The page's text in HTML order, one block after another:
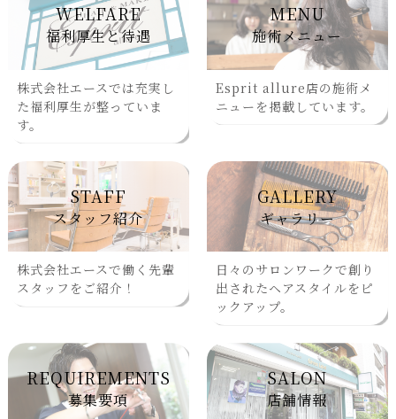
WELFARE
福利厚生と待遇
株式会社エースでは充実し
た福利厚生が整っていま
す。
MENU
施術メニュー
Esprit allure店の施術メ
ニューを掲載しています。
STAFF
スタッフ紹介
株式会社エースで働く先輩
スタッフをご紹介！
GALLERY
ギャラリー
日々のサロンワークで創り
出されたヘアスタイルをピ
ックアップ。
REQUIREMENTS
募集要項
SALON
店舗情報